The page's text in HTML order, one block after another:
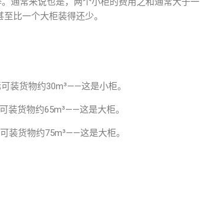
比一个大柜装得还少。
装货物约30m³——这是小柜。
装货物约65m³——这是大柜。
装货物约75m³——这是大柜。